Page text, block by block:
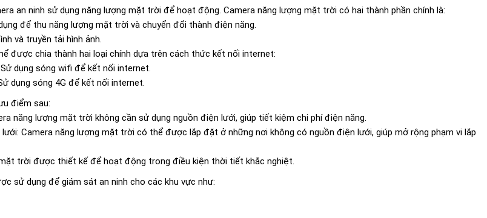
an ninh sử dụng năng lượng mặt trời để hoạt động. Camera năng lượng mặt trời có hai thành phần chính là:
để thu năng lượng mặt trời và chuyển đổi thành điện năng.
và truyền tải hình ảnh.
được chia thành hai loại chính dựa trên cách thức kết nối internet:
dụng sóng wifi để kết nối internet.
dụng sóng 4G để kết nối internet.
điểm sau:
năng lượng mặt trời không cần sử dụng nguồn điện lưới, giúp tiết kiệm chi phí điện năng.
Camera năng lượng mặt trời có thể được lắp đặt ở những nơi không có nguồn điện lưới, giúp mở rộng phạm vi lắp
trời được thiết kế để hoạt động trong điều kiện thời tiết khắc nghiệt.
sử dụng để giám sát an ninh cho các khu vực như: